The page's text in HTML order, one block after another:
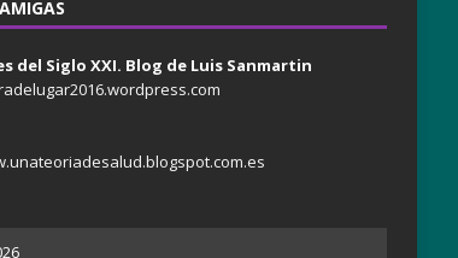
del Siglo XXI. Blog de Luis Sanmartin